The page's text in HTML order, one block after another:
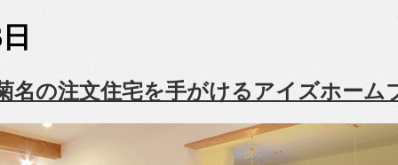
名の注文住宅を手がけるアイズホーム